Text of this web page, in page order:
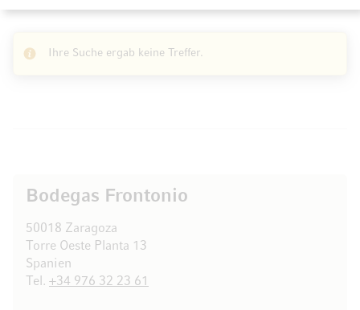
Ihre Suche ergab keine Treffer.
Bodegas Frontonio
50018 Zaragoza
Torre Oeste Planta 13
Spanien
Tel. +34 976 32 23 61